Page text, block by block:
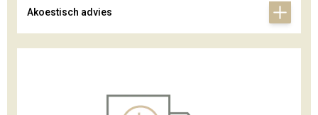
Akoestisch advies